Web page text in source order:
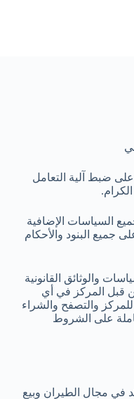
ضبط آلية التعامل
السياسات الإضافية
جميع البنود والأحكام
والوثائق القانونية
قبل المركز في أي
والتصفح والشراء
على الشروط
في مجال الطيران وبيع